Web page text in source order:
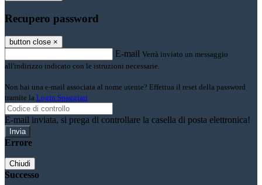
Recupero password
button close ×
E-mail Verrà inviato un messaggio
all'indirizzo indicato con le istruzioni necessarie.
Non hai una e-mail associata al nome utente? Effettua il reset della password
tramite la Login Spaggiari
E-mail inviata, si prega di controllare la casella di posta elettronica!
Errore
Chiudi
Successo